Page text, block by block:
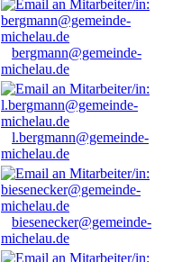
bergmann@gemeinde-
michelau.de
l.bergmann@gemeinde-
michelau.de
biesenecker@gemeinde-
michelau.de